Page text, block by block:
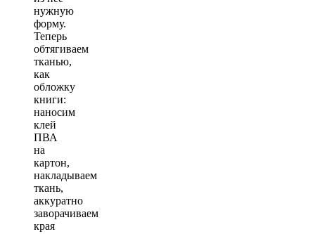
нужную
форму.
Теперь
обтягиваем
тканью,
как
обложку
книги:
наносим
клей
ПВА
на
картон,
накладываем
ткань,
аккуратно
заворачиваем
края